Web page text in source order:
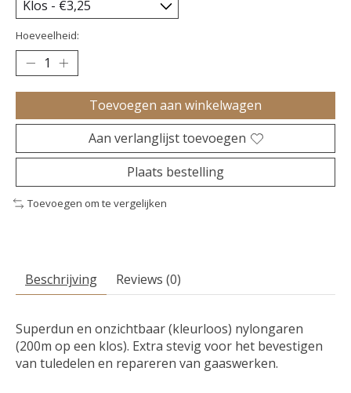
Hoeveelheid:
Toevoegen aan winkelwagen
Aan verlanglijst toevoegen
Plaats bestelling
Toevoegen om te vergelijken
Beschrijving Reviews (0)
Superdun en onzichtbaar (kleurloos) nylongaren
(200m op een klos). Extra stevig voor het bevestigen
van tuledelen en repareren van gaaswerken.